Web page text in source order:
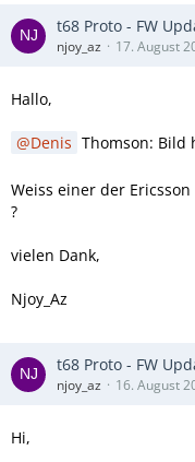
t68 Proto - FW
njoy_az 17. August
Hallo,
Denis Thomson: Bild
Weiss einer der
?
vielen Dank,
Njoy_Az
t68 Proto - FW
njoy_az 16. August
Hi,